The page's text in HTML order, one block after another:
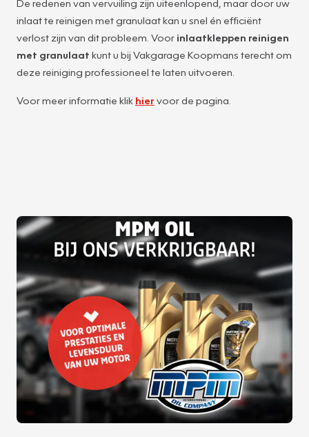
De redenen van vervuiling zijn uiteenlopend, maar door uw
inlaat te reinigen met granulaat kan u snel én efficiënt
verlost zijn van dit probleem. Voor inlaatkleppen reinigen
met granulaat kunt u bij Vakgarage Koopmans terecht om
deze reiniging professioneel te laten uitvoeren.
Voor meer informatie klik hiervoor de pagina.